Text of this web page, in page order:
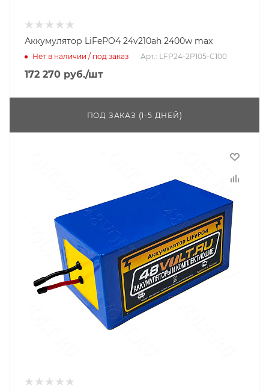
Аккумулятор LiFePO4 24v210ah 2400w max
Нет в наличии / под заказ Арт.: LFP24-2P105-C100
172 270 руб./шт
ПОД ЗАКАЗ (1-5 ДНЕЙ)